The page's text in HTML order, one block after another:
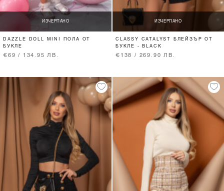
ИЗЧЕРПАНО
DAZZLE DOLL MINI ПОЛА ОТ
БУКЛЕ
€69 / 134.95 ЛВ.
ИЗЧЕРПАНО
CLASSY CATALYST БЛЕЙЗЪР ОТ
БУКЛЕ - BLACK
€138 / 269.90 ЛВ.